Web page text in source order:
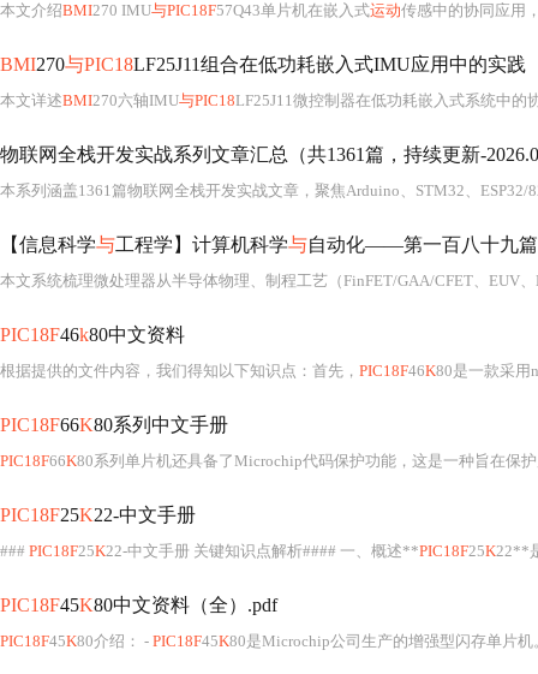
本文介绍BMI270 IMU与PIC18F57Q43单片机在嵌入式运动传感中的协同应用，涵盖低功
BMI270与PIC18LF25J11组合在低功耗嵌入式IMU应用中的实践
本文详述BMI270六轴IMU与PIC18LF25J11微控制器在低功耗嵌入式系统中的协
物联网全栈开发实战系列文章汇总（共1361篇，持续更新-
【信息科学与工程学】计算机科学与自动化——第一百八十九篇
PIC18F46k80中文资料
根据提供的文件内容，我们得知以下知识点：首先， PIC18F46K80是一款采用
PIC18F66K80系列中文手册
PIC18F66K80系列单片机还具备了Microchip代码保护功能，这是一种旨在保护用户
PIC18F25K22-中文手册
### PIC18F25K22-中文手册 关键知识点解析#### 一、概述**PIC18F25K22**是一
PIC18F45K80中文资料（全）.pdf
PIC18F45K80介绍： - PIC18F45K80是Microchip公司生产的增强型闪存单片机